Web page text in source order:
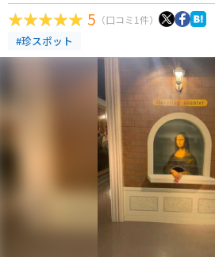
5 （口コミ1件）
#珍スポット